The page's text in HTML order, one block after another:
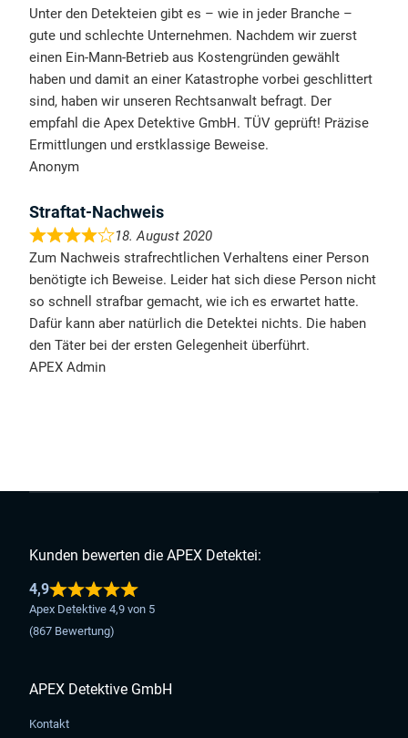
Unter den Detekteien gibt es – wie in jeder Branche –
gute und schlechte Unternehmen. Nachdem wir zuerst
einen Ein-Mann-Betrieb aus Kostengründen gewählt
haben und damit an einer Katastrophe vorbei geschlittert
sind, haben wir unseren Rechtsanwalt befragt. Der
empfahl die Apex Detektive GmbH. TÜV geprüft! Präzise
Ermittlungen und erstklassige Beweise.
Anonym
Straftat-Nachweis
18. August 2020
Zum Nachweis strafrechtlichen Verhaltens einer Person
benötigte ich Beweise. Leider hat sich diese Person nicht
so schnell strafbar gemacht, wie ich es erwartet hatte.
Dafür kann aber natürlich die Detektei nichts. Die haben
den Täter bei der ersten Gelegenheit überführt.
APEX Admin
Kunden bewerten die APEX Detektei:
4,9
Apex Detektive 4,9 von 5
(867 Bewertung)
APEX Detektive GmbH
Kontakt